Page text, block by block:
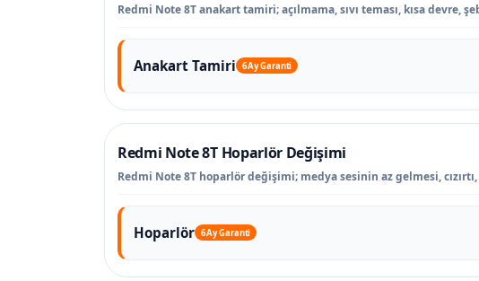
Redmi Note 8T anakart tamiri; açılmama, sıvı teması, kısa
Anakart Tamiri 6 Ay Garanti
Redmi Note 8T Hoparlör Değişimi
Redmi Note 8T hoparlör değişimi; medya sesinin az gelmesi,
Hoparlör 6 Ay Garanti